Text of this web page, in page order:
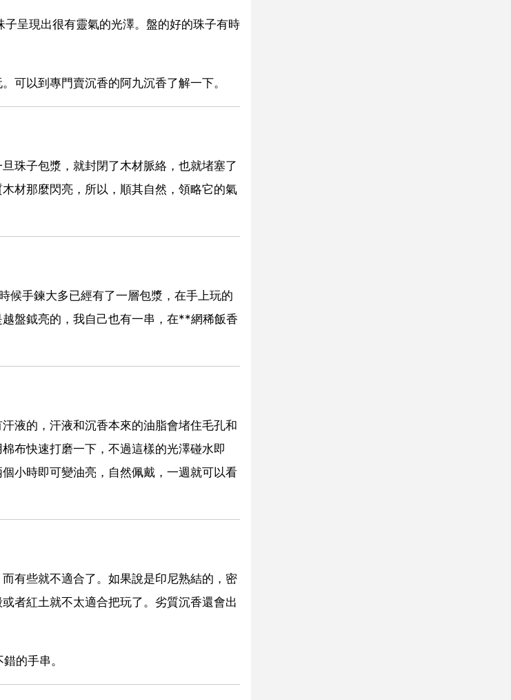
呈現出很有靈氣的光澤。盤的好的珠子有時
可以到專門賣沉香的阿九沉香了解一下。
珠子包漿，就封閉了木材脈絡，也就堵塞了
材那麼閃亮，所以，順其自然，領略它的氣
候手鍊大多已經有了一層包漿，在手上玩的
盤鉞亮的，我自己也有一串，在**網稀飯香
液的，汗液和沉香本來的油脂會堵住毛孔和
布快速打磨一下，不過這樣的光澤碰水即
小時即可變油亮，自然佩戴，一週就可以看
有些就不適合了。如果說是印尼熟結的，密
者紅土就不太適合把玩了。劣質沉香還會出
的手串。